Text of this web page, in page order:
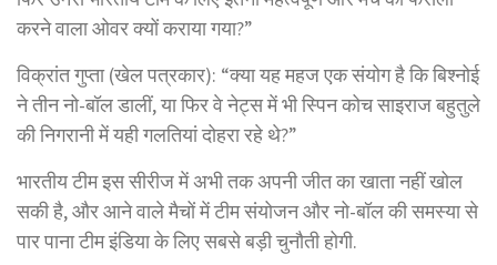
करने वाला ओवर क्यों कराया गया?”
विक्रांत गुप्ता (खेल पत्रकार): “क्या यह महज एक संयोग है कि बिश्नोई
ने तीन नो-बॉल डालीं, या फिर वे नेट्स में भी स्पिन कोच साइराज बहुतुले
की निगरानी में यही गलतियां दोहरा रहे थे?”
भारतीय टीम इस सीरीज में अभी तक अपनी जीत का खाता नहीं खोल
सकी है, और आने वाले मैचों में टीम संयोजन और नो-बॉल की समस्या से
पार पाना टीम इंडिया के लिए सबसे बड़ी चुनौती होगी.